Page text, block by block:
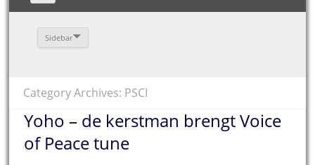
Sidebar
Category Archives: PSCI
Yoho – de kerstman brengt Voice
of Peace tune